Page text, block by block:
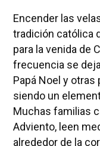
Encender las
tradición católica
para la venida de
frecuencia se
Papá Noel y
siendo un
Muchas familias
Adviento, leen
alrededor de la